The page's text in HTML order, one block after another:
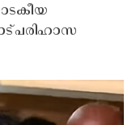
പരിഹാസ